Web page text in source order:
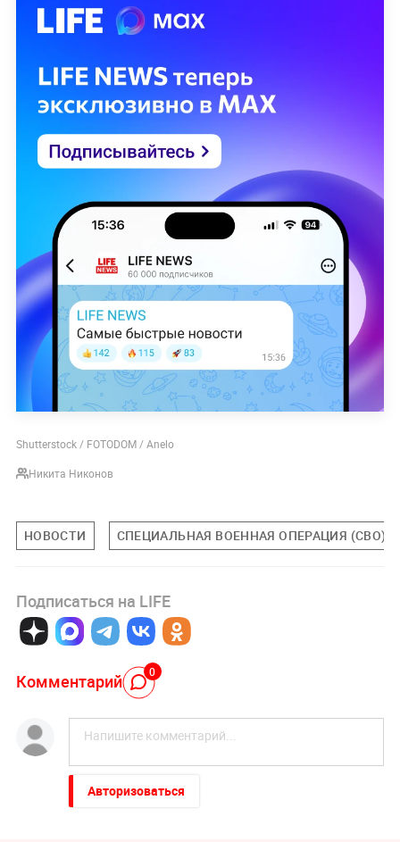
Shutterstock / FOTODOM / Anelo
Никита Никонов
НОВОСТИ СПЕЦИАЛЬНАЯ ВОЕННАЯ ОПЕРАЦИЯ (СВО)
Подписаться на LIFE
Комментарий 0
Авторизоваться